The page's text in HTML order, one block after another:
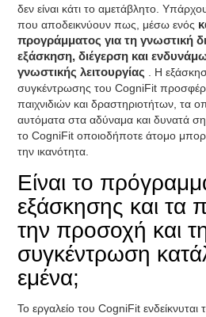
δεν είναι κάτι το αμετάβλητο.
που αποδεικνύουν πως, μέσω ενός
προγράμματος για τη γνωστική
εξάσκηση, διέγερση και
γνωστικής λειτουργίας
. Η
συγκέντρωσης του CogniFit
παιχνιδιών και δραστηριοτήτων, τα
αυτόματα στα αδύναμα και δυνατά
το CogniFit οποιοδήποτε άτομο
την ικανότητα.
Είναι το
εξάσκησης και τα
την προσοχή και
συγκέντρωση
εμένα;
Το εργαλείο του CogniFit ενδείκνυται